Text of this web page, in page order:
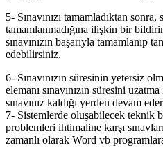
5- Sınavınızı tamamladıktan sonra,
tamamlanmadığına ilişkin bir
sınavınızın başarıyla tamamlanıp
edebilirsiniz.
6- Sınavınızın süresinin yetersiz
elemanı sınavınızın süresini
sınavınız kaldığı yerden devam
7- Sistemlerde oluşabilecek teknik
problemleri ihtimaline karşı
zamanlı olarak Word vb